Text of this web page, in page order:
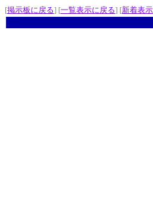
[掲示板に戻る] [一覧表示に戻る] [新着表